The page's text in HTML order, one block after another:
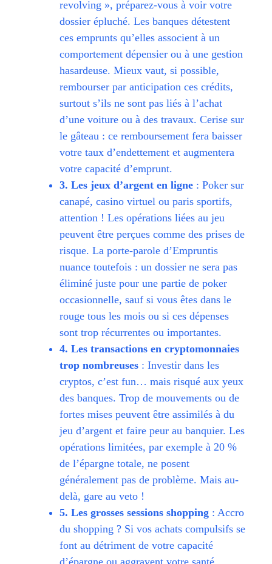
revolving », préparez-vous à voir votre
dossier épluché. Les banques détestent
ces emprunts qu’elles associent à un
comportement dépensier ou à une gestion
hasardeuse. Mieux vaut, si possible,
rembourser par anticipation ces crédits,
surtout s’ils ne sont pas liés à l’achat
d’une voiture ou à des travaux. Cerise sur
le gâteau : ce remboursement fera baisser
votre taux d’endettement et augmentera
votre capacité d’emprunt.
3. Les jeux d’argent en ligne : Poker sur
canapé, casino virtuel ou paris sportifs,
attention ! Les opérations liées au jeu
peuvent être perçues comme des prises de
risque. La porte-parole d’Empruntis
nuance toutefois : un dossier ne sera pas
éliminé juste pour une partie de poker
occasionnelle, sauf si vous êtes dans le
rouge tous les mois ou si ces dépenses
sont trop récurrentes ou importantes.
4. Les transactions en cryptomonnaies
trop nombreuses : Investir dans les
cryptos, c’est fun… mais risqué aux yeux
des banques. Trop de mouvements ou de
fortes mises peuvent être assimilés à du
jeu d’argent et faire peur au banquier. Les
opérations limitées, par exemple à 20 %
de l’épargne totale, ne posent
généralement pas de problème. Mais au-
delà, gare au veto !
5. Les grosses sessions shopping : Accro
du shopping ? Si vos achats compulsifs se
font au détriment de votre capacité